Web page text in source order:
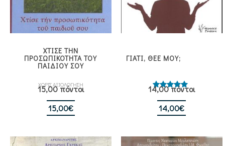
ΧΤΙΣΕ ΤΗΝ
ΠΡΟΣΩΠΙΚΟΤΗΤΑ ΤΟΥ
ΠΑΙΔΙΟΥ ΣΟΥ
ΧΩΡΙΣ ΑΞΙΟΛΟΓΗΣΗ
15,00 πόντοι
15,00€
ΓΙΑΤΙ, ΘΕΕ ΜΟΥ;
Βαθμολογήθηκε
με5.00
από 5
14,00 πόντοι
14,00€